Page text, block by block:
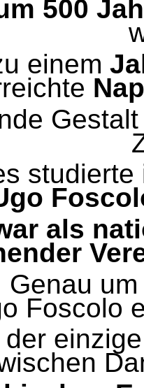
500
einem
als
Genau
Foscolo